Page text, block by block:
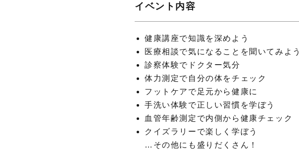
イベント内容
健康講座で知識を深めよう
医療相談で気になることを聞いてみよう
診察体験でドクター気分
体力測定で自分の体をチェック
フットケアで足元から健康に
手洗い体験で正しい習慣を学ぼう
血管年齢測定で内側から健康チェック
クイズラリーで楽しく学ぼう
…その他にも盛りだくさん！